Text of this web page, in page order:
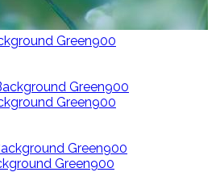
Green900
Green900
Green900